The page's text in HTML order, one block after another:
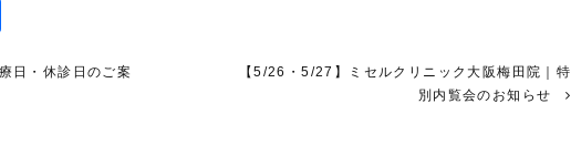
日・休診日のご案
【5/26・5/27】ミセルクリニック大阪梅田院｜特
別内覧会のお知らせ